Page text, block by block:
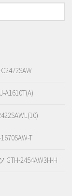
T
2454AW3H-H